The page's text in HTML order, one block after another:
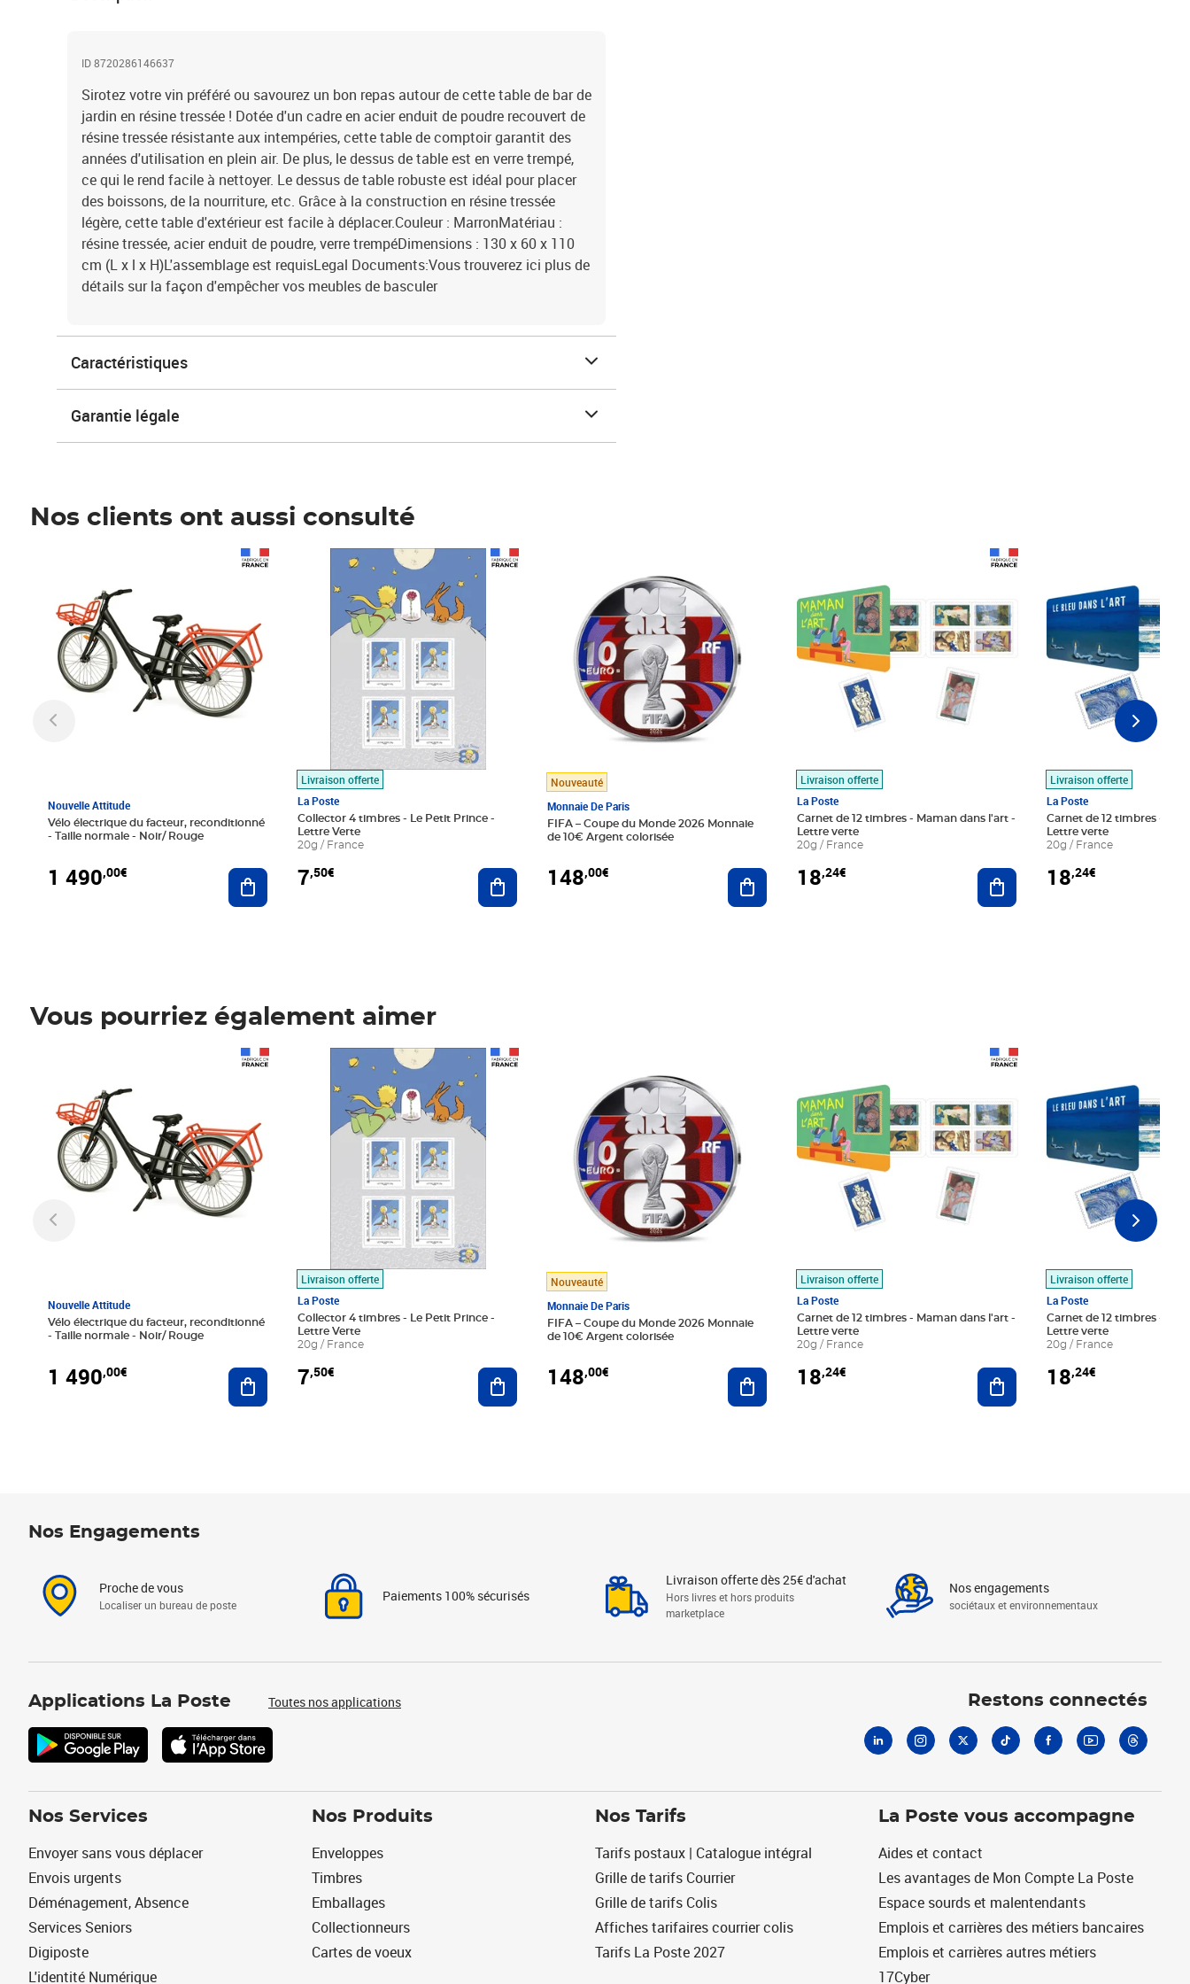
ID 8720286146637
Sirotez votre vin préféré ou savourez un bon repas autour de cette table de bar de
jardin en résine tressée ! Dotée d'un cadre en acier enduit de poudre recouvert de
résine tressée résistante aux intempéries, cette table de comptoir garantit des
années d'utilisation en plein air. De plus, le dessus de table est en verre trempé,
ce qui le rend facile à nettoyer. Le dessus de table robuste est idéal pour placer
des boissons, de la nourriture, etc. Grâce à la construction en résine tressée
légère, cette table d'extérieur est facile à déplacer.Couleur : MarronMatériau :
résine tressée, acier enduit de poudre, verre trempéDimensions : 130 x 60 x 110
cm (L x l x H)L'assemblage est requisLegal Documents:Vous trouverez ici plus de
détails sur la façon d'empêcher vos meubles de basculer
Caractéristiques
Garantie légale
Nos clients ont aussi consulté
Nouvelle Attitude
Vélo électrique du facteur, reconditionné
- Taille normale - Noir/ Rouge
1 490,00€ Ajouter au panier
Livraison offerte
La Poste
Collector 4 timbres - Le Petit Prince -
Lettre Verte
20g / France
7,50€
Prix 7,50€
Ajouter au panier
Nouveauté
Monnaie De Paris
FIFA – Coupe du Monde 2026 Monnaie
de 10€ Argent colorisée
148,00€ Ajouter au panier
Livraison offerte
La Poste
Carnet de 12 timbres - Maman dans l'art -
Lettre verte
20g / France
18,24€ Ajouter au panier
Livraison offerte
La Poste
Carnet de 12 timbres - Le
Lettre verte
20g / France
18,24€
Vous pourriez également aimer
Nouvelle Attitude
Vélo électrique du facteur, reconditionné
- Taille normale - Noir/ Rouge
1 490,00€ Ajouter au panier
Livraison offerte
La Poste
Collector 4 timbres - Le Petit Prince -
Lettre Verte
20g / France
7,50€
Prix 7,50€
Ajouter au panier
Nouveauté
Monnaie De Paris
FIFA – Coupe du Monde 2026 Monnaie
de 10€ Argent colorisée
148,00€ Ajouter au panier
Livraison offerte
La Poste
Carnet de 12 timbres - Maman dans l'art -
Lettre verte
20g / France
18,24€ Ajouter au panier
Livraison offerte
La Poste
Carnet de 12 timbres - Le
Lettre verte
20g / France
18,24€
Nos Engagements
Proche de vous
Localiser un bureau de poste
Paiements 100% sécurisés
Livraison offerte dès 25€ d'achat
Hors livres et hors produits
marketplace
Nos engagements
sociétaux et environnementaux
Applications La Poste Toutes nos applications Restons connectés
Nos Services
Envoyer sans vous déplacer
Envois urgents
Déménagement, Absence
Services Seniors
Digiposte
L'identité Numérique
Nos Produits
Enveloppes
Timbres
Emballages
Collectionneurs
Cartes de voeux
Nos Tarifs
Tarifs postaux | Catalogue intégral
Grille de tarifs Courrier
Grille de tarifs Colis
Affiches tarifaires courrier colis
Tarifs La Poste 2027
La Poste vous accompagne
Aides et contact
Les avantages de Mon Compte La Poste
Espace sourds et malentendants
Emplois et carrières des métiers bancaires
Emplois et carrières autres métiers
17Cyber